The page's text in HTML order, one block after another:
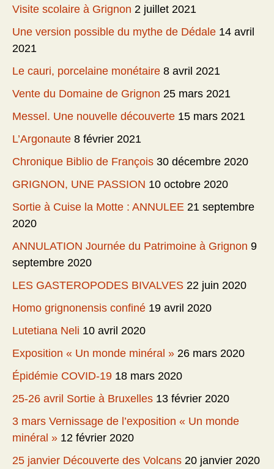
Visite scolaire à Grignon 2 juillet 2021
Une version possible du mythe de Dédale 14 avril
2021
Le cauri, porcelaine monétaire 8 avril 2021
Vente du Domaine de Grignon 25 mars 2021
Messel. Une nouvelle découverte 15 mars 2021
L’Argonaute 8 février 2021
Chronique Biblio de François 30 décembre 2020
GRIGNON, UNE PASSION 10 octobre 2020
Sortie à Cuise la Motte : ANNULEE 21 septembre
2020
ANNULATION Journée du Patrimoine à Grignon 9
septembre 2020
LES GASTEROPODES BIVALVES 22 juin 2020
Homo grignonensis confiné 19 avril 2020
Lutetiana Neli 10 avril 2020
Exposition « Un monde minéral » 26 mars 2020
Épidémie COVID-19 18 mars 2020
25-26 avril Sortie à Bruxelles 13 février 2020
3 mars Vernissage de l’exposition « Un monde
minéral » 12 février 2020
25 janvier Découverte des Volcans 20 janvier 2020